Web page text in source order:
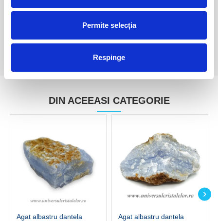
Permite selecția
Respinge
15,00 Lei
60,00 Lei
DIN ACEEASI CATEGORIE
Agat albastru dantela
Agat albastru dantela